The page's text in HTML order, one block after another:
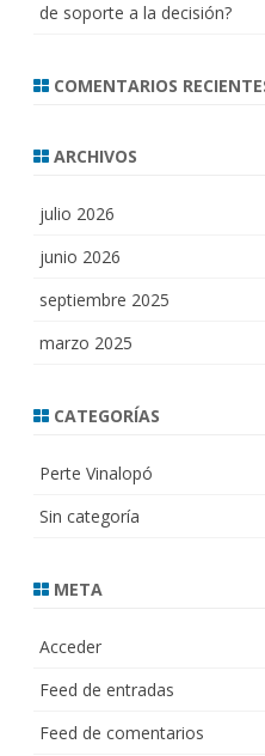
de soporte a la decisión?
COMENTARIOS
ARCHIVOS
julio 2026
junio 2026
septiembre 2025
marzo 2025
CATEGORÍAS
Perte Vinalopó
Sin categoría
META
Acceder
Feed de entradas
Feed de comentarios